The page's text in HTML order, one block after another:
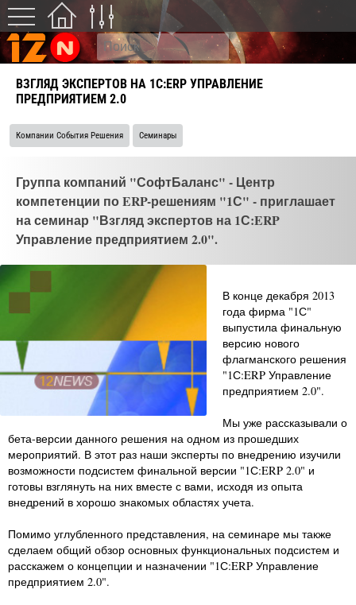
ВЗГЛЯД ЭКСПЕРТОВ НА 1С:ERP УПРАВЛЕНИЕ
ПРЕДПРИЯТИЕМ 2.0
Компании События Решения Семинары
Группа компаний "СофтБаланс" - Центр
компетенции по ERP-решениям "1С" - приглашает
на семинар "Взгляд экспертов на 1С:ERP
Управление предприятием 2.0".
В конце декабря 2013
года фирма "1С"
выпустила финальную
версию нового
флагманского решения
"1С:ERP Управление
предприятием 2.0".
Мы уже рассказывали о
бета-версии данного решения на одном из прошедших
мероприятий. В этот раз наши эксперты по внедрению изучили
возможности подсистем финальной версии "1С:ERP 2.0" и
готовы взглянуть на них вместе с вами, исходя из опыта
внедрений в хорошо знакомых областях учета.
Помимо углубленного представления, на семинаре мы также
сделаем общий обзор основных функциональных подсистем и
расскажем о концепции и назначении "1С:ERP Управление
предприятием 2.0".